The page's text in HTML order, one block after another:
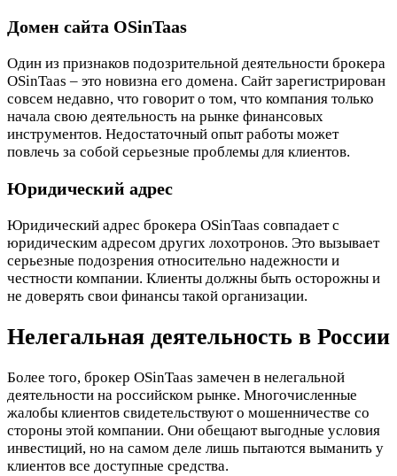
Домен сайта OSinTaas
Один из признаков подозрительной деятельности брокера
OSinTaas – это новизна его домена. Сайт зарегистрирован
совсем недавно, что говорит о том, что компания только
начала свою деятельность на рынке финансовых
инструментов. Недостаточный опыт работы может
повлечь за собой серьезные проблемы для клиентов.
Юридический адрес
Юридический адрес брокера OSinTaas совпадает с
юридическим адресом других лохотронов. Это вызывает
серьезные подозрения относительно надежности и
честности компании. Клиенты должны быть осторожны и
не доверять свои финансы такой организации.
Нелегальная деятельность в России
Более того, брокер OSinTaas замечен в нелегальной
деятельности на российском рынке. Многочисленные
жалобы клиентов свидетельствуют о мошенничестве со
стороны этой компании. Они обещают выгодные условия
инвестиций, но на самом деле лишь пытаются выманить у
клиентов все доступные средства.